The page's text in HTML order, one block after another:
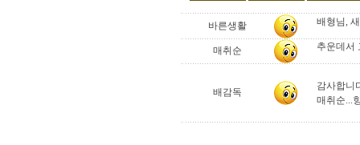
바른생활 배형님,
매취순 추운데서
배감독
감사합니
매취순...